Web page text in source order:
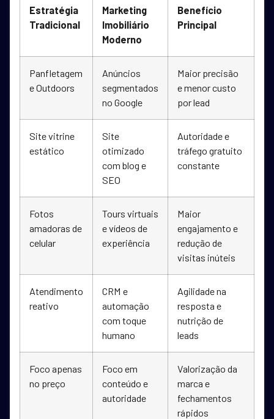
Estratégia
Tradicional
Marketing
Imobiliário
Moderno
Benefício
Principal
Panfletagem
e Outdoors
Anúncios
segmentados
no Google
Maior precisão
e menor custo
por lead
Site vitrine
estático
Site
otimizado
com blog e
SEO
Autoridade e
tráfego gratuito
constante
Fotos
amadoras de
celular
Tours virtuais
e vídeos de
experiência
Maior
engajamento e
redução de
visitas inúteis
Atendimento
reativo
CRM e
automação
com toque
humano
Agilidade na
resposta e
nutrição de
leads
Foco apenas
no preço
Foco em
conteúdo e
autoridade
Valorização da
marca e
fechamentos
rápidos